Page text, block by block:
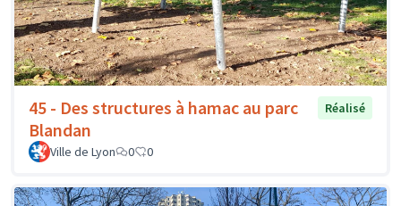
45 - Des structures à hamac au parc
Blandan
Réalisé
Ville de Lyon 0 0